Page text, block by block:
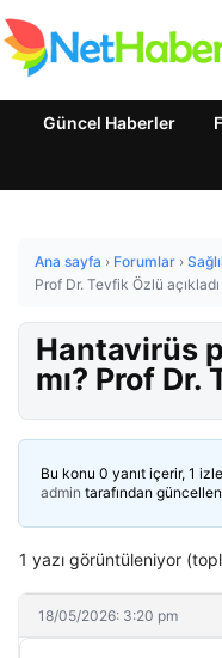
Güncel Haberler
Ana sayfa › Forumlar ›
Prof Dr. Tevfik Özlü açıkladı
Hantavirüs
mı? Prof Dr.
Bu konu 0 yanıt içerir, 1
admin tarafından
1 yazı görüntüleniyor
18/05/2026: 3:20 pm